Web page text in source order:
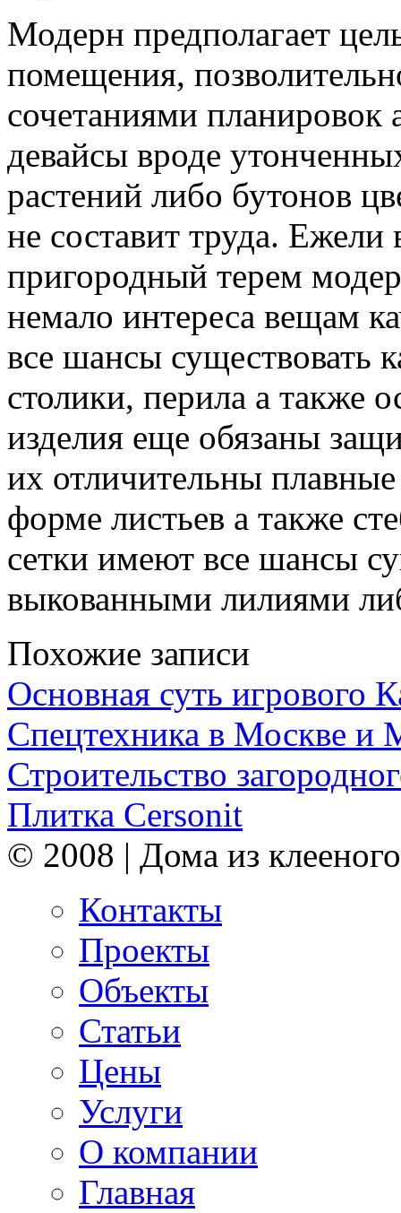
Модерн предполагает
помещения,
сочетаниями планировок
девайсы вроде
растений либо бутонов
не составит труда.
пригородный терем
немало интереса вещам
все шансы существовать
столики, перила а также
изделия еще обязаны
их отличительны
форме листьев а также
сетки имеют все шансы
выкованными лилиями
Похожие записи
Основная суть игрового
Спецтехника в Москве и
Строительство
Плитка Cersonit
© 2008 | Дома из
Контакты
Проекты
Объекты
Статьи
Цены
Услуги
О компании
Главная